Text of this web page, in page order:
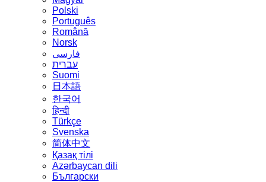
Polski
Português
Română
Norsk
فارسی
עברית
Suomi
日本語
한국어
हिन्दी
Türkçe
Svenska
简体中文
Қазақ тілі
Azərbaycan dili
Български